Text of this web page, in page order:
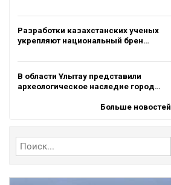
Разработки казахстанских ученых
укрепляют национальный брен…
В области Ұлытау представили
археологическое наследие город…
Больше новостей